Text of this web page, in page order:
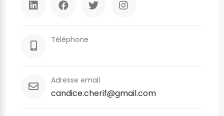
Téléphone
Adresse email
candice.cherif@gmail.com